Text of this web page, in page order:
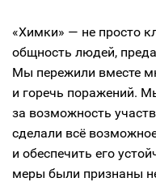
«Химки» — не просто
общность людей,
Мы пережили вместе
и горечь поражений.
за возможность
сделали всё
и обеспечить его
меры были признаны